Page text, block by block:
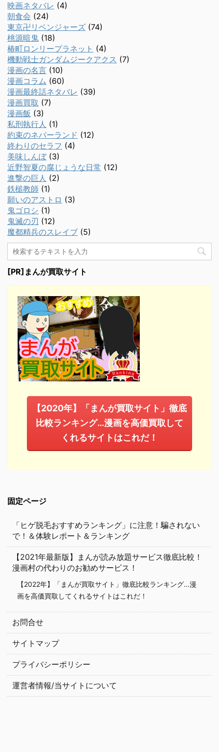
映画ネタバレ (4)
朝食会 (24)
東京卍リベンジャーズ (74)
桃源暗鬼 (18)
椿町ロンリープラネット (4)
機動戦士ガンダムジークアクス (7)
漫画の名言 (10)
漫画コラム (60)
漫画最終話ネタバレ (39)
漫画買取 (7)
漫画飯 (3)
私刑執行人 (1)
約束のネバーランド (12)
終わりのセラフ (4)
美味しんぼ(3)
近野智夏の腐じょうな日常 (12)
進撃の巨人 (2)
鉄槌教師 (1)
願いのアストロ (3)
鬼ゴロシ (1)
鬼滅の刃 (12)
魔都精兵のスレイブ (5)
[PR]まんが買取サイト
【2020年】「まんが買取サイト」徹底
比較ランキング…漫画を高価買取して
くれるサイトはこれだ！
固定ページ
「ヒゲ脱毛おすすめランキング」に注意！騙されない
で！＆体験レポート＆ランキング
【2021年最新版】まんが読み放題サービス徹底比較！
漫画村の代わりのお勧めサービス！
【2022年】「まんが買取サイト」徹底比較ランキング…漫
画を高価買取してくれるサイトはこれだ！
お問合せ
サイトマップ
プライバシーポリシー
運営者情報/当サイトについて